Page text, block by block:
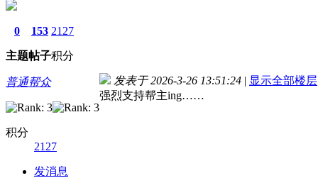
0
主题
153
帖子
2127
积分
普通帮众
积分
2127
发消息
发表于 2026-3-26 13:51:24 | 显示全部楼层
强烈支持帮主ing……